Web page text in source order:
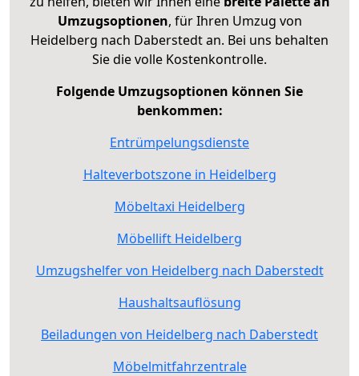
Umzugsoptionen, für Ihren Umzug von
Heidelberg nach Daberstedt an. Bei uns behalten
Sie die volle Kostenkontrolle.
Folgende Umzugsoptionen können Sie
benkommen:
Entrümpelungsdienste
Halteverbotszone in Heidelberg
Möbeltaxi Heidelberg
Möbellift Heidelberg
Umzugshelfer von Heidelberg nach Daberstedt
Haushaltsauflösung
Beiladungen von Heidelberg nach Daberstedt
Möbelmitfahrzentrale